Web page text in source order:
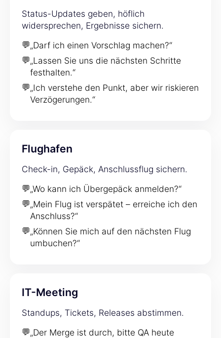
Status-Updates geben, höflich
widersprechen, Ergebnisse sichern.
💬„Darf ich einen Vorschlag machen?“
💬„Lassen Sie uns die nächsten Schritte
festhalten.“
💬„Ich verstehe den Punkt, aber wir riskieren
Verzögerungen.“
Flughafen
Check-in, Gepäck, Anschlussflug sichern.
💬„Wo kann ich Übergepäck anmelden?“
💬„Mein Flug ist verspätet – erreiche ich den
Anschluss?“
💬„Können Sie mich auf den nächsten Flug
umbuchen?“
IT-Meeting
Standups, Tickets, Releases abstimmen.
💬„Der Merge ist durch, bitte QA heute